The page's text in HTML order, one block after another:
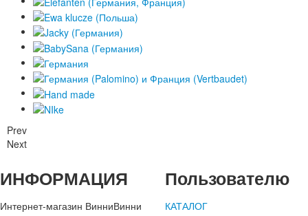
Prev
Next
ИНФОРМАЦИЯ
Интернет-магазин ВинниВинни
Пользователю
КАТАЛОГ